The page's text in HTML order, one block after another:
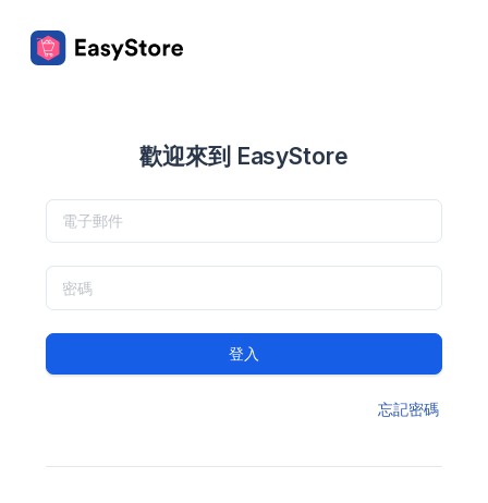
歡迎來到 EasyStore
登入
忘記密碼